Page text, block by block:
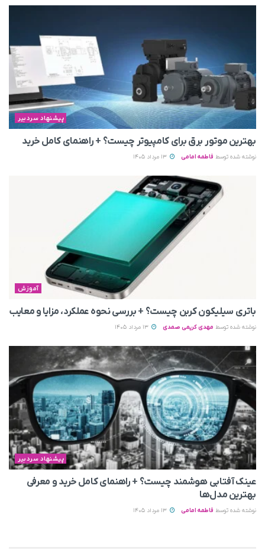
پیشنهاد سردبیر
بهترین موتور برق برای کامپیوتر چیست؟ + راهنمای کامل خرید
نوشته شده توسط فاطمه امامی
آموزش
باتری سیلیکون کربن چیست؟ + بررسی نحوه عملکرد، مزایا و معایب
نوشته شده توسط مهدی کریمی صمدی
پیشنهاد سردبیر
عینک آفتابی هوشمند چیست؟ + راهنمای کامل خرید و معرفی
بهترین مدل‌ها
نوشته شده توسط فاطمه امامی